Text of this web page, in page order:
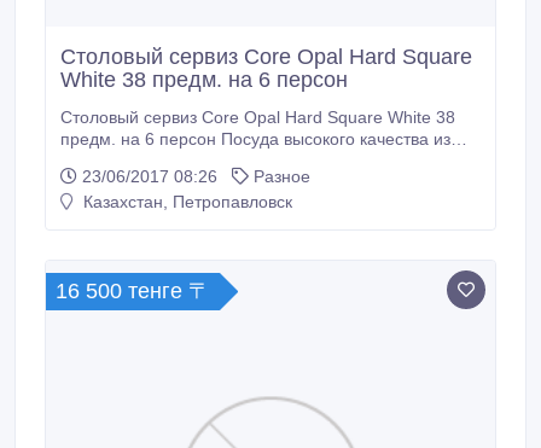
Столовый сервиз Core Opal Hard Square
White 38 предм. на 6 персон
Столовый сервиз Core Opal Hard Square White 38
предм. на 6 персон Посуда высокого качества из
CORE OPAL 38 предметов HARD SQUARE WHITE:
Выдерживает перепад температур в 150 оС. Посуду
23/06/2017 08:26
Разное
Казахстан, Петропавловск
16 500 тенге 〒